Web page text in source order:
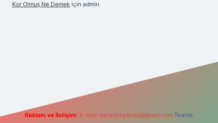
Kor Olmuş Ne Demek için admin
Reklam ve İletişim: E-mail: backlinkpaneli@gmail.com Teams: